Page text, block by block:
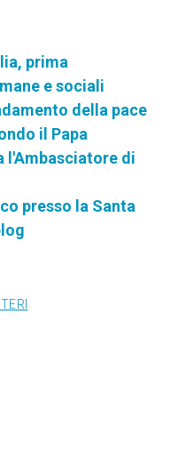
prima
e sociali
della pace
il Papa
l'Ambasciatore di
presso la Santa